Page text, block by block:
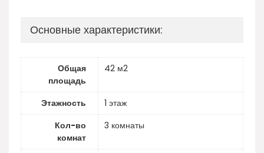
Основные характеристики:
Общая
площадь
42 м2
Этажность
1 этаж
Кол-во
комнат
3 комнаты